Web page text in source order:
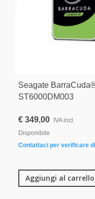
Seagate
ST6000DM003
€ 349,00
IVA incl.
Disponibile
Contattaci per verificare
Aggiungi al carrello